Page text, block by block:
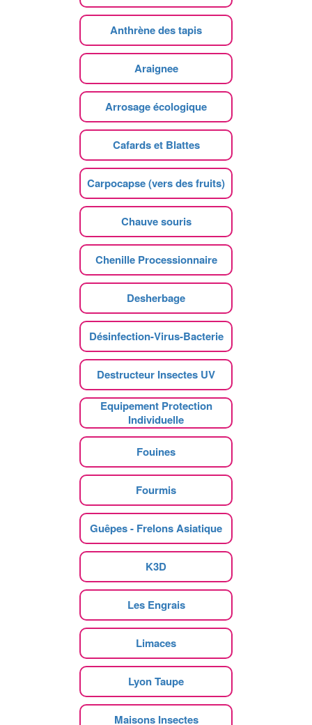
Anthrène des tapis
Araignee
Arrosage écologique
Cafards et Blattes
Carpocapse (vers des fruits)
Chauve souris
Chenille Processionnaire
Desherbage
Désinfection-Virus-Bacterie
Destructeur Insectes UV
Equipement Protection
Individuelle
Fouines
Fourmis
Guêpes - Frelons Asiatique
K3D
Les Engrais
Limaces
Lyon Taupe
Maisons Insectes